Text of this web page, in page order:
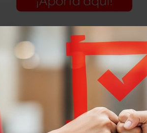
Ingeniería e Instalaciones ha
Integral (API) de Salina Cruz
de un rompeolas.
Marítima y Portuaria
13 mil 251 pesos.